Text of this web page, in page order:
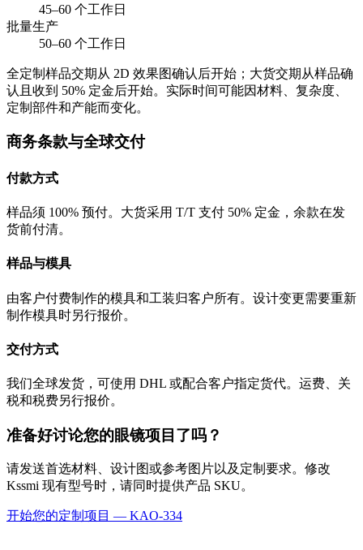
45–60 个工作日
批量生产
50–60 个工作日
全定制样品交期从 2D 效果图确认后开始；大货交期从样品确
认且收到 50% 定金后开始。实际时间可能因材料、复杂度、
定制部件和产能而变化。
商务条款与全球交付
付款方式
样品须 100% 预付。大货采用 T/T 支付 50% 定金，余款在发
货前付清。
样品与模具
由客户付费制作的模具和工装归客户所有。设计变更需要重新
制作模具时另行报价。
交付方式
我们全球发货，可使用 DHL 或配合客户指定货代。运费、关
税和税费另行报价。
准备好讨论您的眼镜项目了吗？
请发送首选材料、设计图或参考图片以及定制要求。修改
Kssmi 现有型号时，请同时提供产品 SKU。
开始您的定制项目 — KAO-334